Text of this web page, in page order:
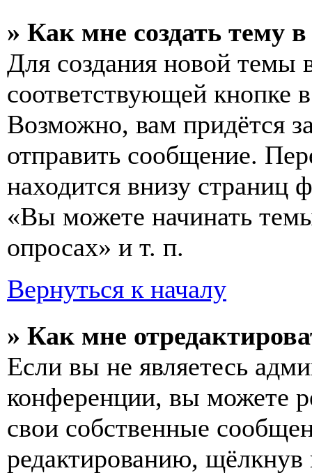
» Как мне создать тему
Для создания новой темы
соответствующей кнопке
Возможно, вам придётся
отправить сообщение.
находится внизу
«Вы можете начинать
опросах» и т. п.
Вернуться к началу
» Как мне
Если вы не являетесь
конференции, вы можете
свои собственные
редактированию,